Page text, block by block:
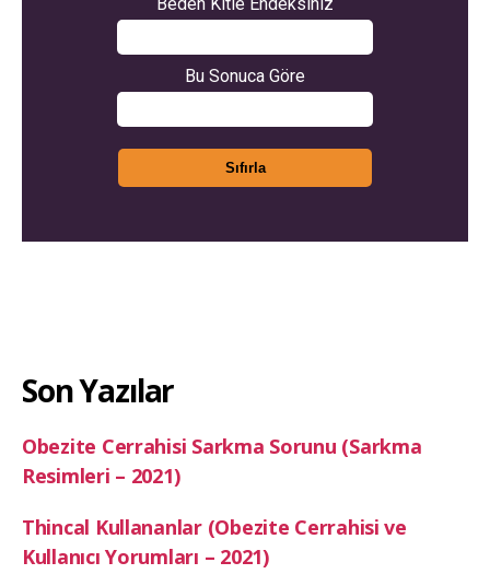
Son Yazılar
Obezite Cerrahisi Sarkma Sorunu (Sarkma
Resimleri – 2021)
Thincal Kullananlar (Obezite Cerrahisi ve
Kullanıcı Yorumları – 2021)